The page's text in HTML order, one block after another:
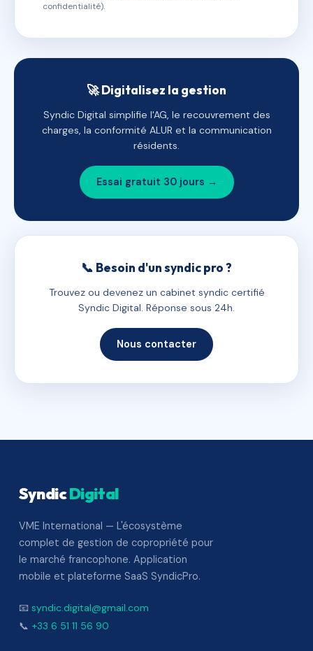
confidentialité).
🚀 Digitalisez la gestion
Syndic Digital simplifie l'AG, le recouvrement des
charges, la conformité ALUR et la communication
résidents.
Essai gratuit 30 jours →
📞 Besoin d'un syndic pro ?
Trouvez ou devenez un cabinet syndic certifié
Syndic Digital. Réponse sous 24h.
Nous contacter
SyndicDigital
VME International — L'écosystème
complet de gestion de copropriété pour
le marché francophone. Application
mobile et plateforme SaaS SyndicPro.
📧 syndic.digital@gmail.com
📞 +33 6 51 11 56 90